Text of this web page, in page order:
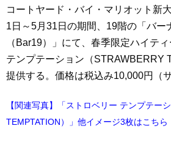
コートヤード・バイ・マリオット新
1日～5月31日の期間、19階の「バー
（Bar19）」にて、春季限定ハイテ
テンプテーション（STRAWBERRY
提供する。価格は税込み10,000円（
【関連写真】「ストロベリー テンプテー
TEMPTATION）」他イメージ3枚はこちら